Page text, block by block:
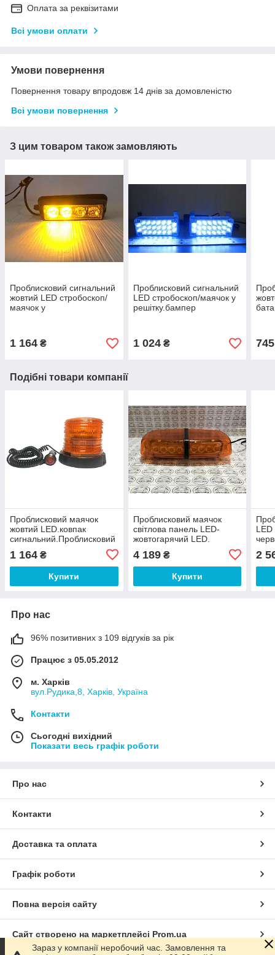
Оплата за реквізитами
Всі умови оплати
Умови повернення
Повернення товару впродовж 14 днів за домовленістю
Всі умови повернення
З цим товаром також замовляють
Проблисковий сигнальний
жовтий LED стробоскоп/
маячок у
1 164 ₴
Проблисковий сигнальний
LED стробоскоп/маячок у
решітку.бампер
1 024₴ 745
Подібні товари компанії
Проблисковий маячок
жовтий LED.ковпак
сигнальний.Проблисковий
12V
1 164 ₴
Купити
Проблисковий маячок
світлова панель LED-
жовтогарячий LED.
Проблисковий маячок на
дах авто 12-24V
4 189₴
Купити
LED
2
Про нас
96% позитивних з 109 відгуків за рік
Працює з 05.05.2012
м. Харків
вул.Рудика,8, Харків, Україна
Контакти
Сьогодні вихідний
Показати весь графік роботи
Про нас
Контакти
Доставка та оплата
Графік роботи
Повна версія сайту
Сайт створено на маркетплейсі Prom.ua
Зараз у компанії неробочий час. Замовлення та